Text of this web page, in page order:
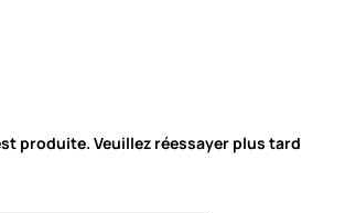
produite. Veuillez réessayer plus tard